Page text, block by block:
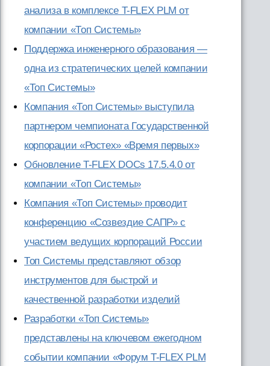
анализа в комплексе T-FLEX PLM от
компании «Топ Системы»
Поддержка инженерного образования —
одна из стратегических целей компании
«Топ Системы»
Компания «Топ Системы» выступила
партнером чемпионата Государственной
корпорации «Ростех» «Время первых»
Обновление T-FLEX DOCs 17.5.4.0 от
компании «Топ Системы»
Компания «Топ Системы» проводит
конференцию «Созвездие САПР» с
участием ведущих корпораций России
Топ Системы представляют обзор
инструментов для быстрой и
качественной разработки изделий
Разработки «Топ Системы»
представлены на ключевом ежегодном
событии компании «Форум T-FLEX PLM